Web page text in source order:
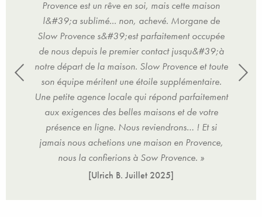
Provence est un rêve en soi, mais cette maison
l&#39;a sublimé... non, achevé. Morgane de
Slow Provence s&#39;est parfaitement occupée
de nous depuis le premier contact jusqu&#39;à
notre départ de la maison. Slow Provence et toute
son équipe méritent une étoile supplémentaire.
Une petite agence locale qui répond parfaitement
aux exigences des belles maisons et de votre
présence en ligne. Nous reviendrons… ! Et si
jamais nous achetions une maison en Provence,
nous la confierions à Sow Provence. »
[Ulrich B.Juillet 2025]